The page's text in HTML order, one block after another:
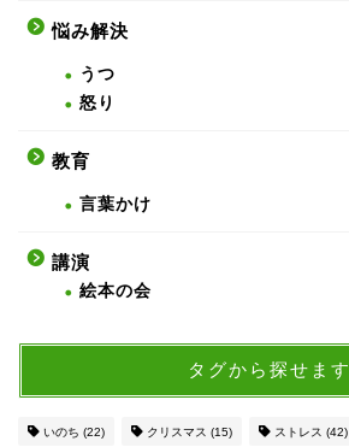
悩み解決
うつ
怒り
教育
言葉かけ
講演
絵本の会
タグから探せます
いのち (22) クリスマス (15) ストレス (42)